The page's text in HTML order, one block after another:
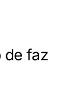
de faz